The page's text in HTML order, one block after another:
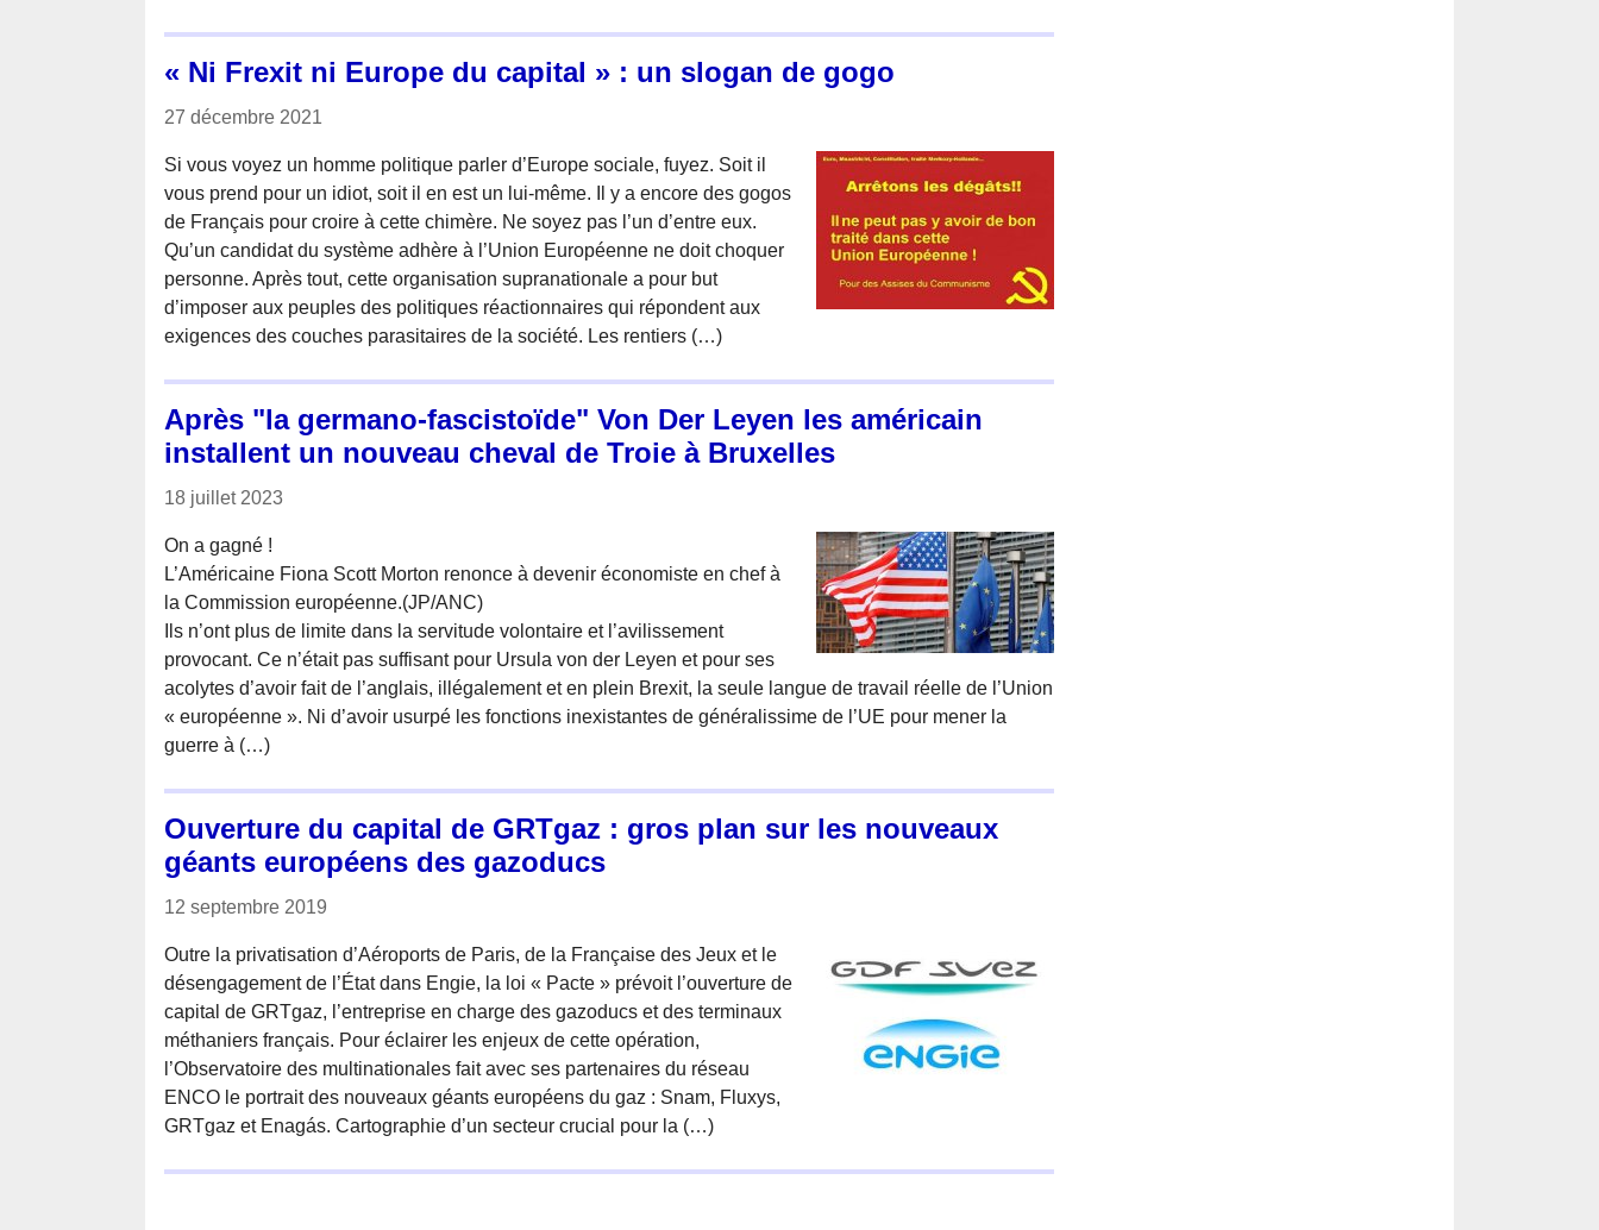
« Ni Frexit ni Europe du capital » : un slogan de gogo
27 décembre 2021
Si vous voyez un homme politique parler d’Europe sociale, fuyez. Soit il
vous prend pour un idiot, soit il en est un lui-même. Il y a encore des gogos
de Français pour croire à cette chimère. Ne soyez pas l’un d’entre eux.
Qu’un candidat du système adhère à l’Union Européenne ne doit choquer
personne. Après tout, cette organisation supranationale a pour but
d’imposer aux peuples des politiques réactionnaires qui répondent aux
exigences des couches parasitaires de la société. Les rentiers (…)
Après "la germano-fascistoïde" Von Der Leyen les américain
installent un nouveau cheval de Troie à Bruxelles
18 juillet 2023
On a gagné !
L’Américaine Fiona Scott Morton renonce à devenir économiste en chef à
la Commission européenne.(JP/ANC)
Ils n’ont plus de limite dans la servitude volontaire et l’avilissement
provocant. Ce n’était pas suffisant pour Ursula von der Leyen et pour ses
acolytes d’avoir fait de l’anglais, illégalement et en plein Brexit, la seule langue de travail réelle de l’Union
« européenne ». Ni d’avoir usurpé les fonctions inexistantes de généralissime de l’UE pour mener la
guerre à (…)
Ouverture du capital de GRTgaz : gros plan sur les nouveaux
géants européens des gazoducs
12 septembre 2019
Outre la privatisation d’Aéroports de Paris, de la Française des Jeux et le
désengagement de l’État dans Engie, la loi « Pacte » prévoit l’ouverture de
capital de GRTgaz, l’entreprise en charge des gazoducs et des terminaux
méthaniers français. Pour éclairer les enjeux de cette opération,
l’Observatoire des multinationales fait avec ses partenaires du réseau
ENCO le portrait des nouveaux géants européens du gaz : Snam, Fluxys,
GRTgaz et Enagás. Cartographie d’un secteur crucial pour la (…)